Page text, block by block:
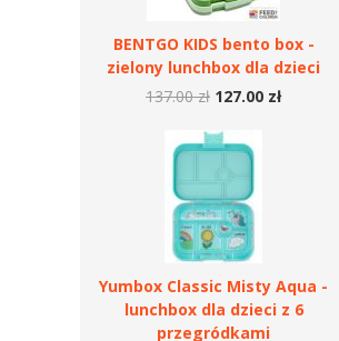
BENTGO KIDS bento box -
zielony lunchbox dla dzieci
137.00 zł 127.00 zł
Yumbox Classic Misty Aqua -
lunchbox dla dzieci z 6
przegródkami